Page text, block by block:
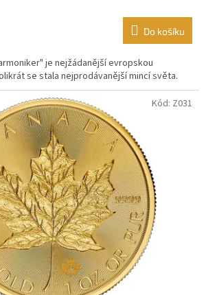
Do košíku
je nejžádanější evropskou
se stala nejprodávanější mincí světa.
Kód: Z031